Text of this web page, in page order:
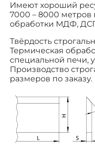
Имеют хороший
7000 – 8000 метров
обработки МДФ,
Твёрдость
Термическая
специальной печи,
Производство
размеров по заказу.